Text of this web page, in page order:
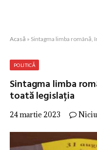
Acasă » Sintagma limba română,
POLITICĂ
Sintagma limba
toată legislația
24 martie 2023